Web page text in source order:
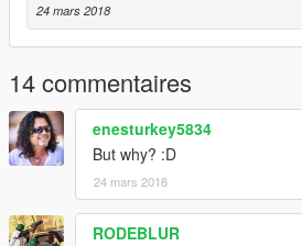
24 mars 2018
14 commentaires
enesturkey5834
But why? :D
24 mars 2018
RODEBLUR